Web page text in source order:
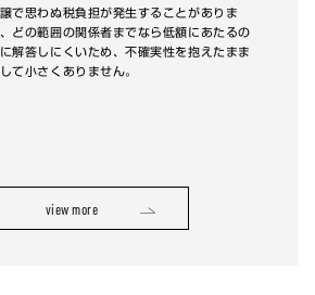
で思わぬ税負担が発生することがありま
どの範囲の関係者までなら低額にあたるの
解答しにくいため、不確実性を抱えたまま
て小さくありません。
view more